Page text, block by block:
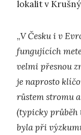
lokalit v
„V Česku i v
fungujících
velmi přesnou
je naprosto
růstem stromu
(typicky průběh
byla při